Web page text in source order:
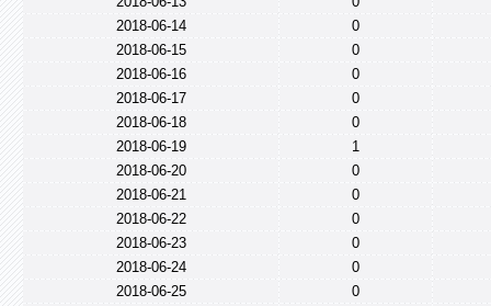
2018-06-14
0
2018-06-15
0
2018-06-16
0
2018-06-17
0
2018-06-18
0
2018-06-19
1
2018-06-20
0
2018-06-21
0
2018-06-22
0
2018-06-23
0
2018-06-24
0
2018-06-25
0